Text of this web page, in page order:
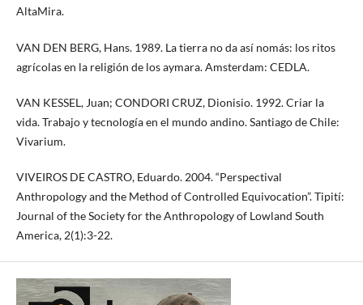
AltaMira.
VAN DEN BERG, Hans. 1989. La tierra no da así nomás: los ritos
agrícolas en la religión de los aymara. Amsterdam: CEDLA.
VAN KESSEL, Juan; CONDORI CRUZ, Dionisio. 1992. Criar la
vida. Trabajo y tecnología en el mundo andino. Santiago de Chile:
Vivarium.
VIVEIROS DE CASTRO, Eduardo. 2004. “Perspectival
Anthropology and the Method of Controlled Equivocation”. Tipití:
Journal of the Society for the Anthropology of Lowland South
America, 2(1):3-22.